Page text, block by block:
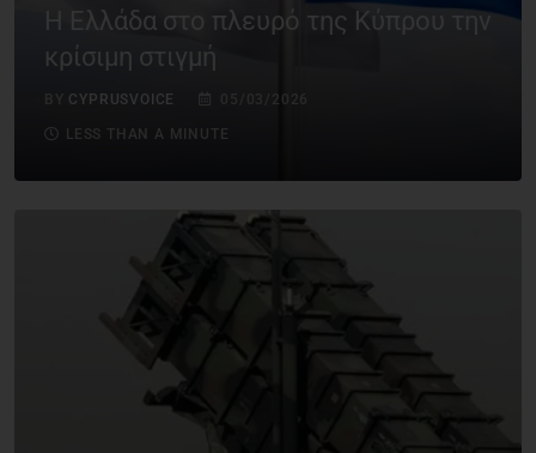
Η Ελλάδα στο πλευρό της Κύπρου την
κρίσιμη στιγμή
CYPRUSVOICE 05/03/2026
LESS THAN A MINUTE